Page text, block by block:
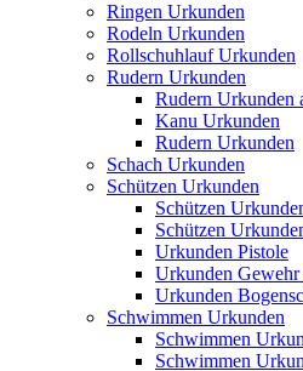
Ringen Urkunden
Rodeln Urkunden
Rollschuhlauf Urkunden
Rudern Urkunden
Rudern Urkunden
Kanu Urkunden
Rudern Urkunden
Schach Urkunden
Schützen Urkunden
Schützen
Schützen
Urkunden Pistole
Urkunden
Urkunden
Schwimmen Urkunden
Schwimmen
Schwimmen